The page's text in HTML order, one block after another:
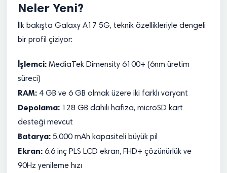
Neler Yeni?
İlk bakışta Galaxy A17 5G, teknik özellikleriyle dengeli
bir profil çiziyor:
İşlemci: MediaTek Dimensity 6100+ (6nm üretim
süreci)
RAM: 4 GB ve 6 GB olmak üzere iki farklı varyant
Depolama: 128 GB dahili hafıza, microSD kart
desteği mevcut
Batarya: 5.000 mAh kapasiteli büyük pil
Ekran: 6.6 inç PLS LCD ekran, FHD+ çözünürlük ve
90Hz yenileme hızı